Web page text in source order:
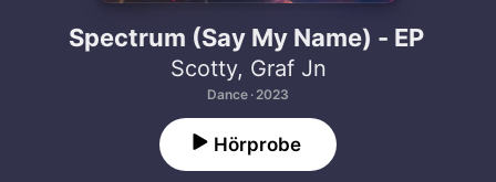
Spectrum (Say My Name) - EP
Scotty, Graf Jn
Dance · 2023
Hörprobe